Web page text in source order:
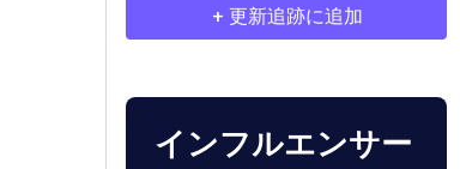
+ 更新追跡に追加
インフルエンサー